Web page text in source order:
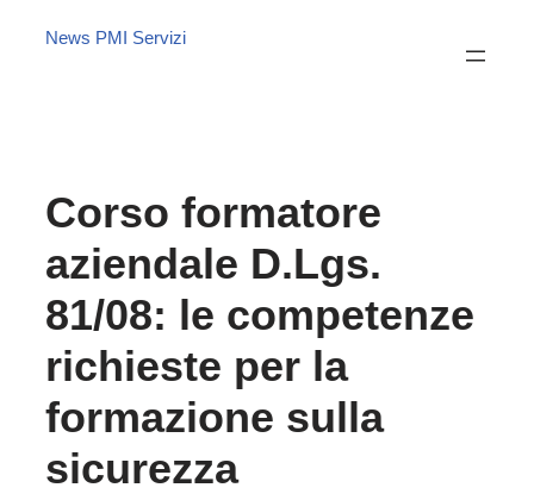
News PMI Servizi
Corso formatore
aziendale D.Lgs.
81/08: le competenze
richieste per la
formazione sulla
sicurezza